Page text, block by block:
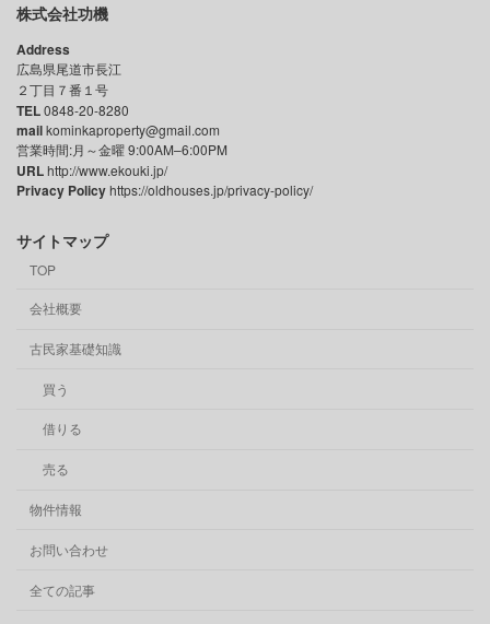
株式会社功機
Address
広島県尾道市長江
２丁目７番１号
TEL0848-20-8280
mailkominkaproperty@gmail.com
営業時間:月～金曜 9:00AM–6:00PM
URLhttp://www.ekouki.jp/
Privacy Policyhttps://oldhouses.jp/privacy-policy/
サイトマップ
TOP
会社概要
古民家基礎知識
買う
借りる
売る
物件情報
お問い合わせ
全ての記事